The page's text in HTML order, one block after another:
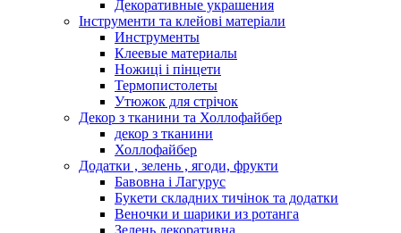
Декоративные украшения
Інструменти та клейові матеріали
Инструменты
Клеевые материалы
Ножиці і пінцети
Термопистолеты
Утюжок для стрічок
Декор з тканини та Холлофайбер
декор з тканини
Холлофайбер
Додатки , зелень , ягоди, фрукти
Бавовна і Лагурус
Букети складних тичінок та додатки
Веночки и шарики из ротанга
Зелень декоративна